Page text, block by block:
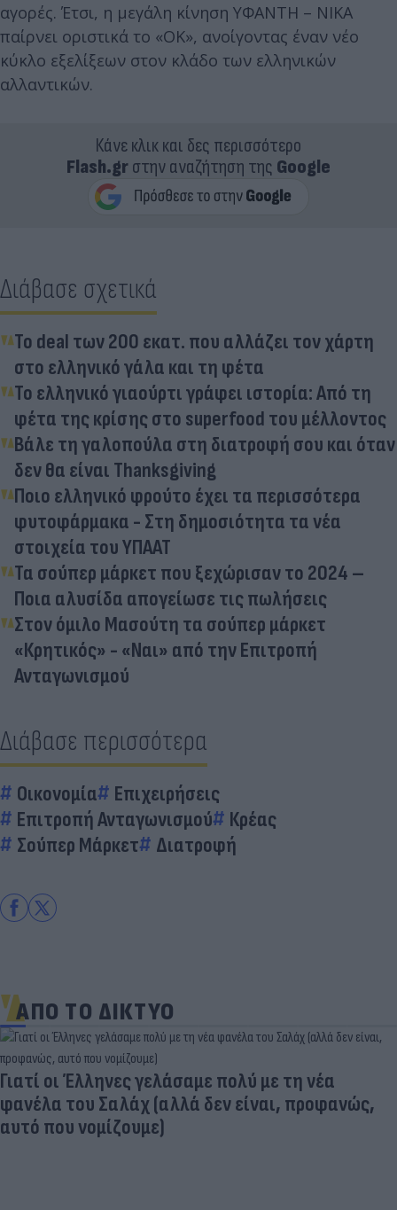
αγορές. Έτσι, η μεγάλη κίνηση ΥΦΑΝΤΗ – ΝΙΚΑ
παίρνει οριστικά το «OK», ανοίγοντας έναν νέο
κύκλο εξελίξεων στον κλάδο των ελληνικών
αλλαντικών.
Κάνε κλικ και δες περισσότερο
Flash.grστην αναζήτηση της Google
Διάβασε σχετικά
Το deal των 200 εκατ. που αλλάζει τον χάρτη
στο ελληνικό γάλα και τη φέτα
Το ελληνικό γιαούρτι γράφει ιστορία: Από τη
φέτα της κρίσης στο superfood του μέλλοντος
Βάλε τη γαλοπούλα στη διατροφή σου και όταν
δεν θα είναι Thanksgiving
Ποιο ελληνικό φρούτο έχει τα περισσότερα
φυτοφάρμακα - Στη δημοσιότητα τα νέα
στοιχεία του ΥΠΑΑΤ
Τα σούπερ μάρκετ που ξεχώρισαν το 2024 –
Ποια αλυσίδα απογείωσε τις πωλήσεις
Στον όμιλο Μασούτη τα σούπερ μάρκετ
«Κρητικός» - «Ναι» από την Επιτροπή
Ανταγωνισμού
Διάβασε περισσότερα
Οικονομία
Επιχειρήσεις
Επιτροπή Ανταγωνισμού
Κρέας
Σούπερ Μάρκετ
Διατροφή
ΑΠΟ ΤΟ ΔΙΚΤΥΟ
Γιατί οι Έλληνες γελάσαμε πολύ με τη νέα
φανέλα του Σαλάχ (αλλά δεν είναι, προφανώς,
αυτό που νομίζουμε)